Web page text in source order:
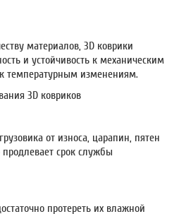
материалов, 3D коврики
и устойчивость к механическим
температурным изменениям.
3D ковриков
от износа, царапин, пятен
срок службы
протереть их влажной